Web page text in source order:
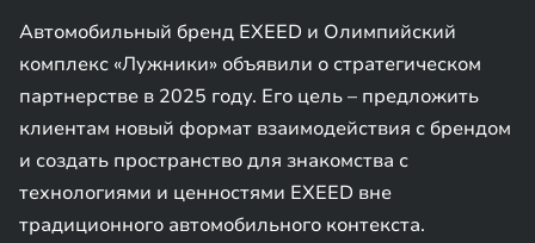
Автомобильный бренд EXEED и Олимпийский
комплекс «Лужники» объявили о стратегическом
партнерстве в 2025 году. Его цель – предложить
клиентам новый формат взаимодействия с брендом
и создать пространство для знакомства с
технологиями и ценностями EXEED вне
традиционного автомобильного контекста.